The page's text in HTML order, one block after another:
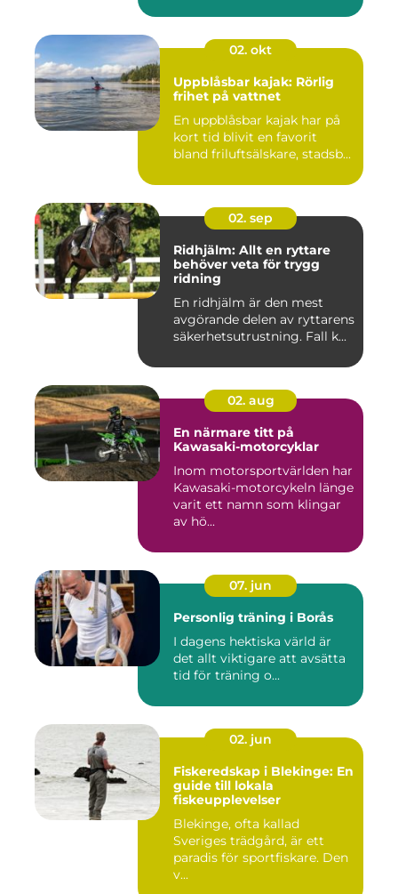
02. okt
Uppblåsbar kajak: Rörlig
frihet på vattnet
En uppblåsbar kajak har på
kort tid blivit en favorit
bland friluftsälskare, stadsb...
02. sep
Ridhjälm: Allt en ryttare
behöver veta för trygg
ridning
En ridhjälm är den mest
avgörande delen av ryttarens
säkerhetsutrustning. Fall k...
02. aug
En närmare titt på
Kawasaki-motorcyklar
Inom motorsportvärlden har
Kawasaki-motorcykeln länge
varit ett namn som klingar
av hö...
07. jun
Personlig träning i Borås
I dagens hektiska värld är
det allt viktigare att avsätta
tid för träning o...
02. jun
Fiskeredskap i Blekinge: En
guide till lokala
fiskeupplevelser
Blekinge, ofta kallad
Sveriges trädgård, är ett
paradis för sportfiskare. Den
v...